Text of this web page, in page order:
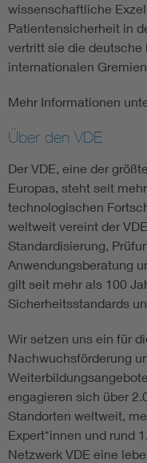
wissenschaftliche
Patientensicherheit in
vertritt sie die deutsche
internationalen
Mehr Informationen
Über den VDE
Der VDE, eine der
Europas, steht seit
technologischen
weltweit vereint der
Standardisierung,
Anwendungsberatung
gilt seit mehr als 100
Sicherheitsstandards
Wir setzen uns ein für
Nachwuchsförderung
engagieren sich über
Standorten weltweit,
Expert*innen und rund
Netzwerk VDE eine